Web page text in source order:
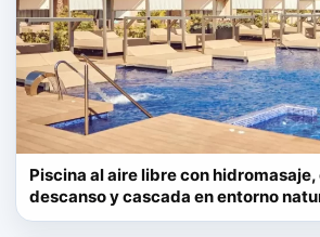
Piscina al aire libre con
descanso y cascada en entorno